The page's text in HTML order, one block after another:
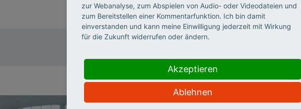
Zivilgesellschaft
zur Webanalyse, zum Abspielen von Audio- oder Videodateien und
zum Bereitstellen einer Kommentarfunktion. Ich bin damit
einverstanden und kann meine Einwilligung jederzeit mit Wirkung
für die Zukunft widerrufen oder ändern.
Akzeptieren
Ablehnen